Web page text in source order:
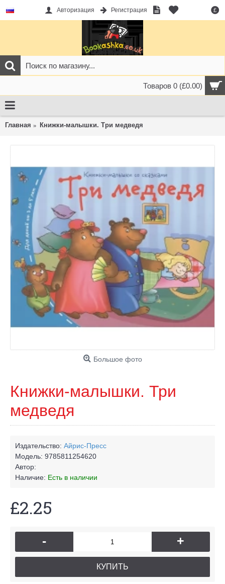
£
Авторизация Регистрация
Товаров 0 (£0.00)
Главная Книжки-малышки. Три медведя
Большое фото
Книжки-малышки. Три
медведя
Издательство: Айрис-Пресс
Модель: 9785811254620
Автор:
Наличие: Есть в наличии
£2.25
- +
КУПИТЬ